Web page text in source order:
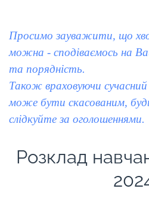
Просимо зауважити, що
можна - сподіваємось на
та порядність.
Також враховуючи
може бути скасованим,
слідкуйте за оголошеннями.
Розклад